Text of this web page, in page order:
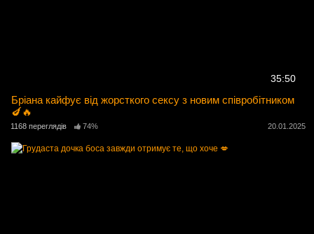
35:50
Бріана кайфує від жорсткого сексу з новим співробітником
🍆🔥
1168 переглядів 74% 20.01.2025